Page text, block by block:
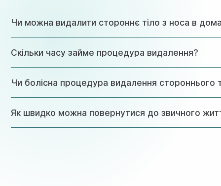
Чи можна видалити стороннє тіло з носа в
Зверніться до професійних ЛОР-лікарів для безпечного
Скільки часу займе процедура видалення?
Чи болісна процедура видалення стороннього
Як швидко можна повернутися до звичного